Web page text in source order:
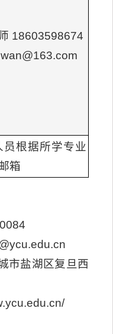
18603598674
根据所学专业
箱
市盐湖区复旦西